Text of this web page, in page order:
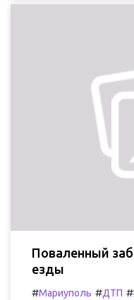
Поваленный
езды
#Мариуполь #ДТП #